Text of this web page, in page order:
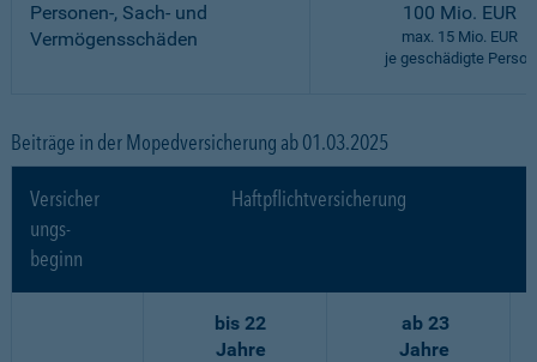
Personen-, Sach- und
Vermögensschäden
100 Mio. EUR
max. 15 Mio. EUR
je geschädigte Person
Beiträge in der Mopedversicherung ab 01.03.2025
Versicher
ungs-
beginn
Haftpflichtversicherung
bis 22
Jahre
ab 23
Jahre